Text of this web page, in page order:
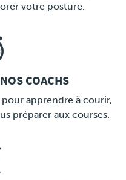
votre posture.
COACHS
pour apprendre à courir,
préparer aux courses.